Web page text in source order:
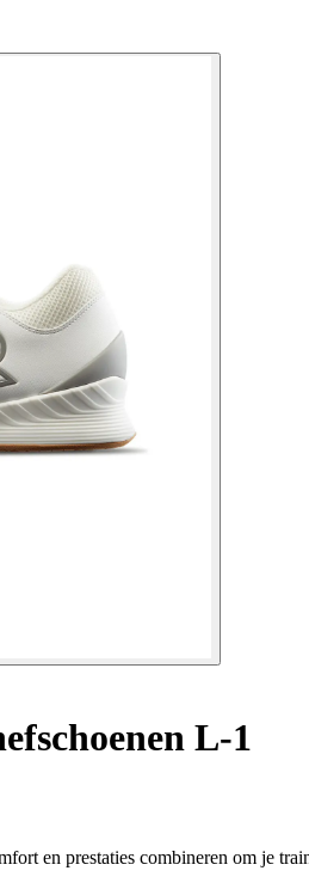
L-1
en prestaties combineren om je